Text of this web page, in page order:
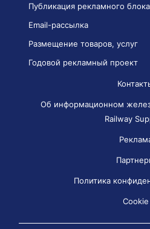
Публикация рекламного блока
Email-рассылка
Размещение товаров, услуг
Годовой рекламный проект
Об информационном
Railway
Политика
Cookie